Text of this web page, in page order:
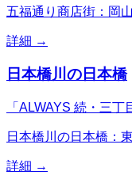
五福通り商店街：岡
詳細 →
日本橋川の日本橋
「ALWAYS 続・三
日本橋川の日本橋：
詳細 →